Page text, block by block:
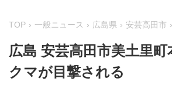
TOP 一般ニュース 広島県 安芸高田市
広島 安芸高田市美土里
クマが目撃される